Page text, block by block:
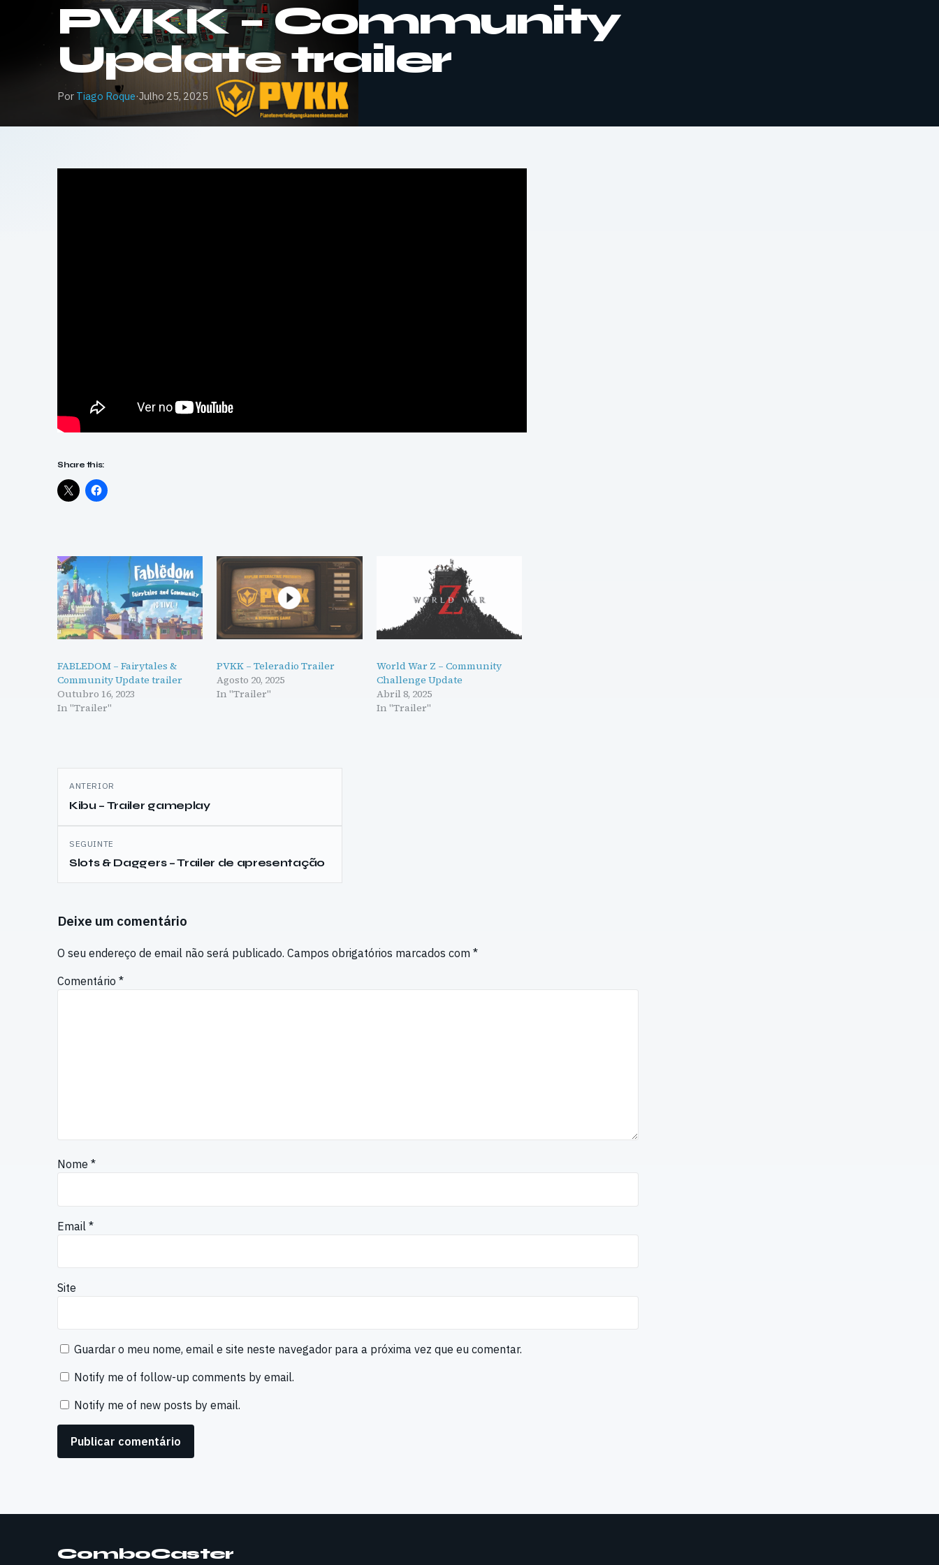
PVKK – Community
Update trailer
Por Tiago Roque·Julho 25, 2025
Share this:
FABLEDOM – Fairytales &
Community Update trailer
Outubro 16, 2023
In "Trailer"
PVKK – Teleradio Trailer
Agosto 20, 2025
In "Trailer"
World War Z – Community
Challenge Update
Abril 8, 2025
In "Trailer"
Navegação
de
artigos
ANTERIOR
Kibu – Trailer gameplay
SEGUINTE
Slots & Daggers – Trailer de apresentação
Deixe um comentário
O seu endereço de email não será publicado. Campos obrigatórios marcados com *
Comentário *
Nome *
Email *
Site
Guardar o meu nome, email e site neste navegador para a próxima vez que eu comentar.
Notify me of follow-up comments by email.
Notify me of new posts by email.
ComboCaster